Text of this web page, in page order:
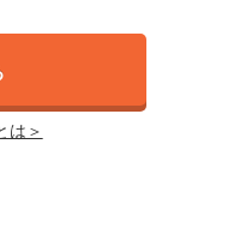
は＞